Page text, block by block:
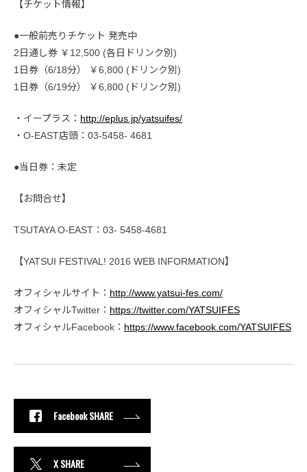
【チケット情報】
●一般前売りチケット 発売中
2日通し券 ￥12,500 (各日ドリンク別)
1日券（6/18分） ￥6,800 (ドリンク別)
1日券（6/19分） ￥6,800 (ドリンク別)
・イープラス： http://eplus.jp/yatsuifes/
・O-EAST店頭：03-5458- 4681
●当日券：未定
【お問合せ】
TSUTAYA O-EAST：03- 5458-4681
【YATSUI FESTIVAL! 2016 WEB INFORMATION】
オフィシャルサイト： http://www.yatsui-fes.com/
オフィシャルTwitter： https://twitter.com/YATSUIFES
オフィシャルFacebook： https://www.facebook.com/YATSUIFES
Facebook SHARE
X SHARE